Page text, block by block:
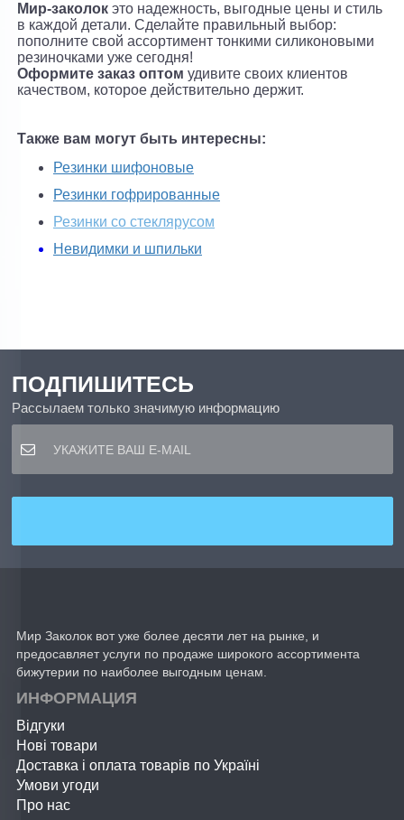
Мир-заколок это надежность, выгодные цены и стиль
в каждой детали. Сделайте правильный выбор:
пополните свой ассортимент тонкими силиконовыми
резиночками уже сегодня!
Оформите заказ оптом удивите своих клиентов
качеством, которое действительно держит.
Также вам могут быть интересны:
Резинки шифоновые
Резинки гофрированные
Резинки со стеклярусом
Невидимки и шпильки
ПОДПИШИТЕСЬ
Рассылаем только значимую информацию
Мир Заколок вот уже более десяти лет на рынке, и
предосавляет услуги по продаже широкого ассортимента
бижутерии по наиболее выгодным ценам.
ИНФОРМАЦИЯ
Відгуки
Нові товари
Доставка і оплата товарів по Україні
Умови угоди
Про нас